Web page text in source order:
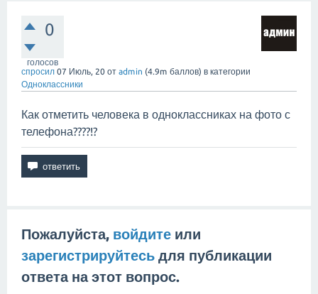
0
голосов
спросил 07 Июль, 20 от admin (4.9m баллов) в категории
Одноклассники
Как отметить человека в одноклассниках на фото с
телефона????!?
Пожалуйста, войдите или
зарегистрируйтесь для публикации
ответа на этот вопрос.